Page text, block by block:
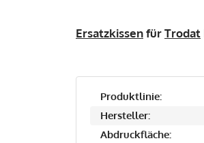
ErsatzkissenfürTrodat
Produktlinie:
Hersteller:
Abdruckfläche: